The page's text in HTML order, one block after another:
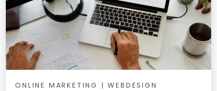
ONLINE MARKETING | WEBDESIGN